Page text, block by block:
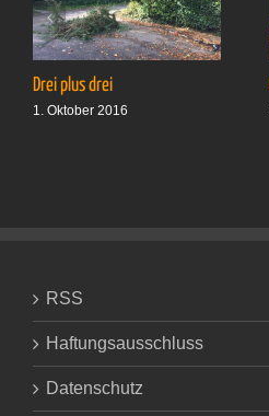
Drei plus drei
1. Oktober 2016
RSS
Haftungsausschluss
Datenschutz